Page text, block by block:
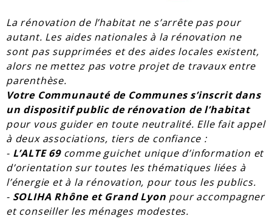
La rénovation de l’habitat ne s’arrête pas pour
autant. Les aides nationales à la rénovation ne
sont pas supprimées et des aides locales existent,
alors ne mettez pas votre projet de travaux entre
parenthèse.
Votre Communauté de Communes s’inscrit dans
un dispositif public de rénovation de l’habitat
pour vous guider en toute neutralité. Elle fait appel
à deux associations, tiers de confiance :
- L’ALTE 69comme guichet unique d’information et
d’orientation sur toutes les thématiques liées à
l’énergie et à la rénovation, pour tous les publics.
- SOLIHA Rhône et Grand Lyon pour accompagner
et conseiller les ménages modestes.